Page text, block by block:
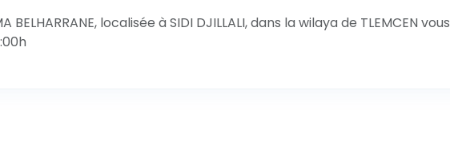
BELHARRANE, localisée à SIDI DJILLALI, dans la wilaya de TLEMCEN vous